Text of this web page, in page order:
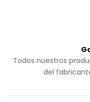
Todos nuestros
del